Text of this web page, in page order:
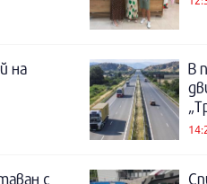
на
В
с